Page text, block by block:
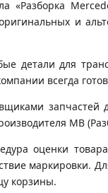
«Разборка
и
детали для
всегда
запчастей
MB
оценки
маркировки.
корзины.